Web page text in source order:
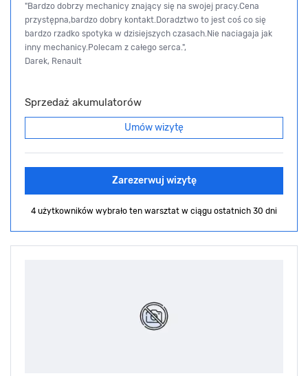
"Bardzo dobrzy mechanicy znający się na swojej pracy.Cena
przystępna,bardzo dobry kontakt.Doradztwo to jest coś co się
bardzo rzadko spotyka w dzisiejszych czasach.Nie naciagaja jak
inny mechanicy.Polecam z całego serca.",
Darek, Renault
Sprzedaż akumulatorów
Umów wizytę
Zarezerwuj wizytę
4 użytkowników wybrało ten warsztat w ciągu ostatnich 30 dni